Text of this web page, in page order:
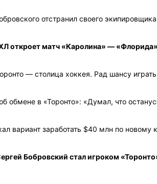
отстранил своего
откроет матч «Каролина» — «Флорида»
— столица хоккея. Рад шансу
обмене в «Торонто»: «Думал, что
вариант заработать $40 млн по новому
Бобровский стал игроком